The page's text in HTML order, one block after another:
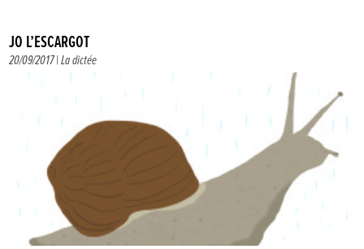
JO L’ESCARGOT
20/09/2017 |La dictée